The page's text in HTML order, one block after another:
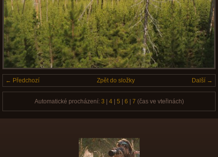
← Předchozí Další →
Zpět do složky
Automatické procházení: 3 4| 5 6 7 (čas ve vteřinách)